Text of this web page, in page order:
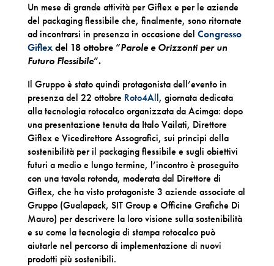
Un mese di grande attività per Giflex e per le aziende
del packaging flessibile che, finalmente, sono ritornate
ad incontrarsi in presenza in occasione del Congresso
Giflexdel 18 ottobre“Parole e Orizzonti per un
Futuro Flessibile”.
Il Gruppo è stato quindi protagonista dell’evento in
presenza del 22 ottobre Roto4All, giornata dedicata
alla tecnologia rotocalco organizzata da Acimga: dopo
una presentazione tenuta da Italo Vailati, Direttore
Giflex e Vicedirettore Assografici, sui principi della
sostenibilità per il packaging flessibile e sugli obiettivi
futuri a medio e lungo termine, l’incontro è proseguito
con una tavola rotonda, moderata dal Direttore di
Giflex, che ha visto protagoniste 3 aziende associate al
Gruppo (Gualapack, SIT Group e Officine Grafiche Di
Mauro) per descrivere la loro visione sulla sostenibilità
e su come la tecnologia di stampa rotocalco può
aiutarle nel percorso di implementazione di nuovi
prodotti più sostenibili.